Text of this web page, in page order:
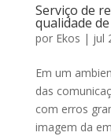
Serviço de
qualidade
por Ekos | jul
Em um
das
com erros
imagem da